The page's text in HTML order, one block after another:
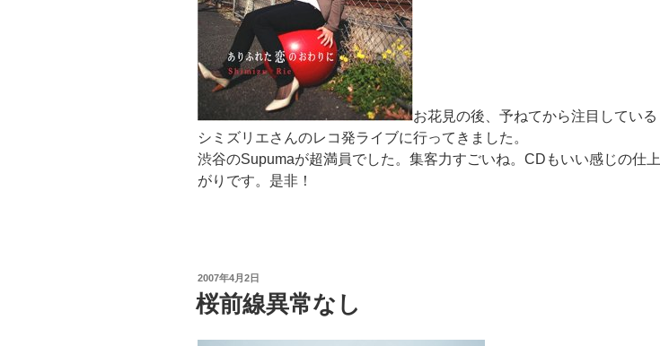
お花見の後、予ねてから注目している
シミズリエさんのレコ発ライブに行ってきました。
渋谷のSupumaが超満員でした。集客力すごいね。CDもいい感じの仕上
がりです。是非！
投
稿
日:
2007年4月2日
桜前線異常なし